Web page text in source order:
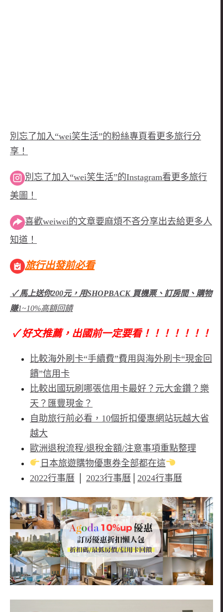
別忘了加入“wei笑生活”的粉絲專頁看更多旅行分
享！
別忘了加入“wei笑生活”的Instagram看更多旅行
美圖！
喜歡weiwei的文章要麻煩不吝分享出去給更多人
知道！
旅行出發前必看
✓ 馬上送你200元，用SHOPBACK 買機票、訂房間、購物
賺1~10%高額回饋
✓ 好文推薦，出國前一定要看！！！！！！！
比較海外刷卡“手續費”費用與海外刷卡“現金回
饋”信用卡
比較出國玩刷哪張信用卡最好？元大金鑽？樂
天？匯豐現金？
自助旅行前必看，10個折扣優惠網站玩越大省
越大
歐洲退稅流程/退稅金額/注意事項重點整理
日本旅遊購物優惠券全部都在這
2022行事曆
2023行事曆 2024行事曆